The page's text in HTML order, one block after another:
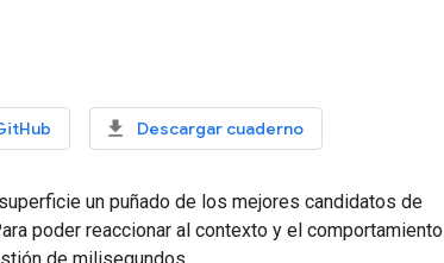
Descargar cuaderno
un puñado de los mejores candidatos de
poder reaccionar al contexto y el comportamiento